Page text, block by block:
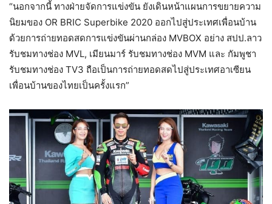
“นอกจากนี้ ทางฝ่ายจัดการแข่งขัน ยังเดินหน้าแผนการขยายความ
นิยมของ OR BRIC Superbike 2020 ออกไปสู่ประเทศเพื่อนบ้าน
ด้วยการถ่ายทอดสดการแข่งขันผ่านกล่อง MVBOX อย่าง สปป.ลาว
รับชมทางช่อง MVL, เมียนมาร์ รับชมทางช่อง MVM และ กัมพูชา
รับชมทางช่อง TV3 ถือเป็นการถ่ายทอดสดไปสู่ประเทศอาเซียน
เพื่อนบ้านของไทยเป็นครั้งแรก”